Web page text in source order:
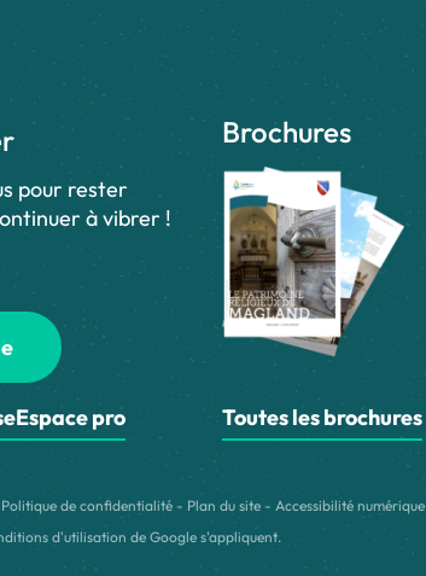
pour rester
à vibrer !
Espace pro
Brochures
Toutes les brochures
Politique de confidentialité - Plan du site - Accessibilité numérique
d'utilisation de Google s'appliquent.